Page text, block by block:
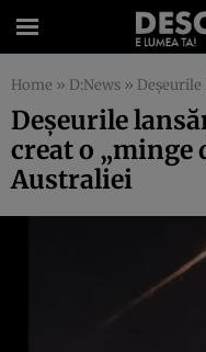
Home » D:News » Deșeurile
Deșeurile
creat o „minge
Australiei